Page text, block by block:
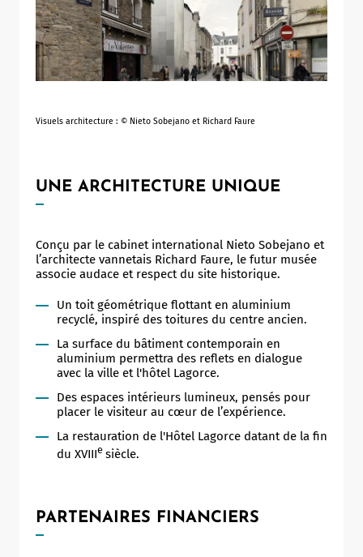
Visuels architecture : © Nieto Sobejano et Richard Faure
UNE ARCHITECTURE UNIQUE
Conçu par le cabinet international Nieto Sobejano et
l’architecte vannetais Richard Faure, le futur musée
associe audace et respect du site historique.
Un toit géométrique flottant en aluminium
recyclé, inspiré des toitures du centre ancien.
La surface du bâtiment contemporain en
aluminium permettra des reflets en dialogue
avec la ville et l'hôtel Lagorce.
Des espaces intérieurs lumineux, pensés pour
placer le visiteur au cœur de l’expérience.
La restauration de l'Hôtel Lagorce datant de la fin
du XVIIIe siècle.
PARTENAIRES FINANCIERS
ShareThis is disabled. Allow